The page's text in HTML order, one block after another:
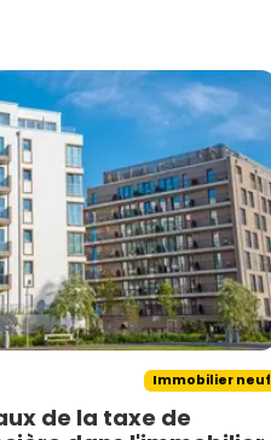
Immobilier neuf
de la taxe de